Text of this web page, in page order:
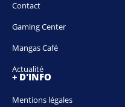
Contact
Gaming Center
Mangas Café
Actualité
+ D'INFO
Mentions légales